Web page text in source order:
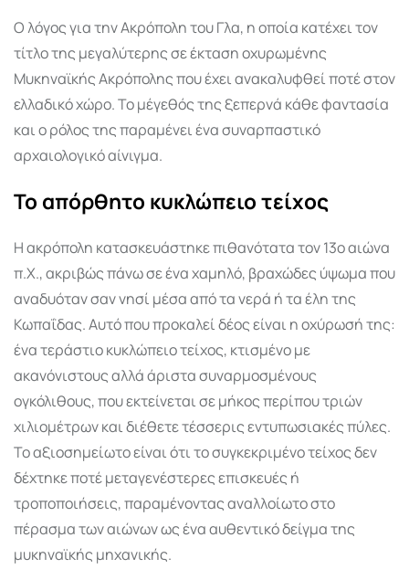
Ο λόγος για την Ακρόπολη του Γλα, η οποία κατέχει τον
τίτλο της μεγαλύτερης σε έκταση οχυρωμένης
Μυκηναϊκής Ακρόπολης που έχει ανακαλυφθεί ποτέ στον
ελλαδικό χώρο. Το μέγεθός της ξεπερνά κάθε φαντασία
και ο ρόλος της παραμένει ένα συναρπαστικό
αρχαιολογικό αίνιγμα.
Το απόρθητο κυκλώπειο τείχος
Η ακρόπολη κατασκευάστηκε πιθανότατα τον 13ο αιώνα
π.Χ., ακριβώς πάνω σε ένα χαμηλό, βραχώδες ύψωμα που
αναδυόταν σαν νησί μέσα από τα νερά ή τα έλη της
Κωπαΐδας. Αυτό που προκαλεί δέος είναι η οχύρωσή της:
ένα τεράστιο κυκλώπειο τείχος, κτισμένο με
ακανόνιστους αλλά άριστα συναρμοσμένους
ογκόλιθους, που εκτείνεται σε μήκος περίπου τριών
χιλιομέτρων και διέθετε τέσσερις εντυπωσιακές πύλες.
Το αξιοσημείωτο είναι ότι το συγκεκριμένο τείχος δεν
δέχτηκε ποτέ μεταγενέστερες επισκευές ή
τροποποιήσεις, παραμένοντας αναλλοίωτο στο
πέρασμα των αιώνων ως ένα αυθεντικό δείγμα της
μυκηναϊκής μηχανικής.